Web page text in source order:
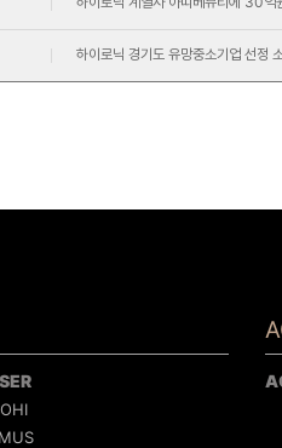
하이로닉 경기도 유망중소기업 선정